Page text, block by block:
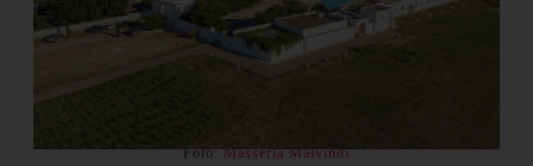
Foto:Masseria Malvindi